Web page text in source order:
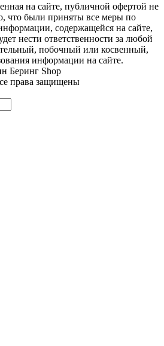
на сайте, публичной офертой не
что были приняты все меры по
содержащейся на сайте,
нести ответственности за любой
побочный или косвенный,
информации на сайте.
Беринг Shop
права защищены